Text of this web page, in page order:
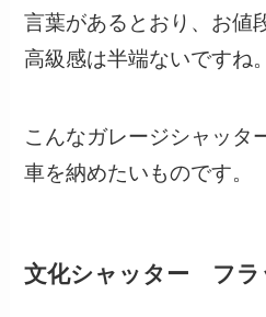
言葉があるとおり、お値
高級感は半端ないですね。
こんなガレージシャッタ
車を納めたいものです。
文化シャッター フラ